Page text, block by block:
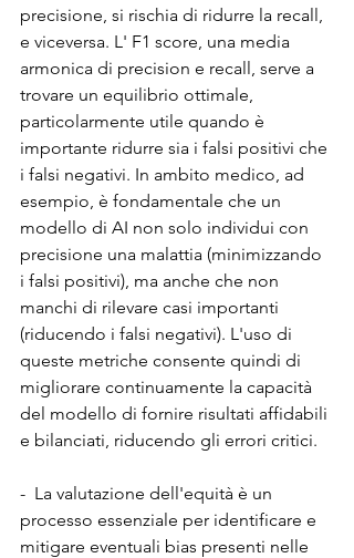
precisione, si rischia di ridurre la recall,
e viceversa. L' F1 score, una media
armonica di precision e recall, serve a
trovare un equilibrio ottimale,
particolarmente utile quando è
importante ridurre sia i falsi positivi che
i falsi negativi. In ambito medico, ad
esempio, è fondamentale che un
modello di AI non solo individui con
precisione una malattia (minimizzando
i falsi positivi), ma anche che non
manchi di rilevare casi importanti
(riducendo i falsi negativi). L'uso di
queste metriche consente quindi di
migliorare continuamente la capacità
del modello di fornire risultati affidabili
e bilanciati, riducendo gli errori critici.
-  La valutazione dell'equità è un
processo essenziale per identificare e
mitigare eventuali bias presenti nelle